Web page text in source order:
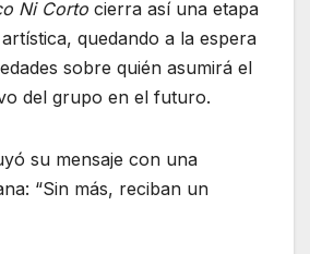
Ni Corto cierra así una etapa
quedando a la espera
sobre quién asumirá el
del grupo en el futuro.
su mensaje con una
“Sin más, reciban un